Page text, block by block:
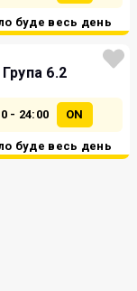
буде весь день
Група 6.2
- 24:00 ON
буде весь день